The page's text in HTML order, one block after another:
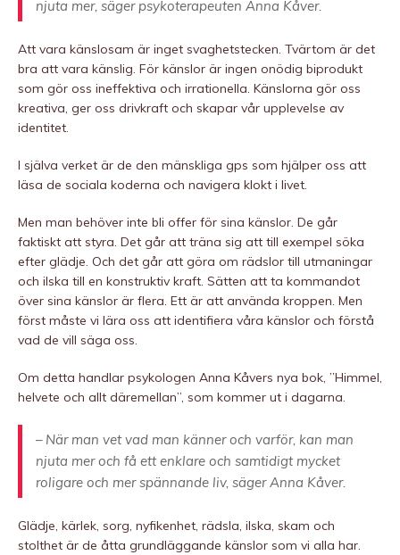
njuta mer, säger psykoterapeuten Anna Kåver.
Att vara känslosam är inget svaghetstecken. Tvärtom är det
bra att vara känslig. För känslor är ingen onödig biprodukt
som gör oss ineffektiva och irrationella. Känslorna gör oss
kreativa, ger oss drivkraft och skapar vår upplevelse av
identitet.
I själva verket är de den mänskliga gps som hjälper oss att
läsa de sociala koderna och navigera klokt i livet.
Men man behöver inte bli offer för sina känslor. De går
faktiskt att styra. Det går att träna sig att till exempel söka
efter glädje. Och det går att göra om rädslor till utmaningar
och ilska till en konstruktiv kraft. Sätten att ta kommandot
över sina känslor är flera. Ett är att använda kroppen. Men
först måste vi lära oss att identifiera våra känslor och förstå
vad de vill säga oss.
Om detta handlar psykologen Anna Kåvers nya bok, ”Himmel,
helvete och allt däremellan”, som kommer ut i dagarna.
– När man vet vad man känner och varför, kan man
njuta mer och få ett enklare och samtidigt mycket
roligare och mer spännande liv, säger Anna Kåver.
Glädje, kärlek, sorg, nyfikenhet, rädsla, ilska, skam och
stolthet är de åtta grundläggande känslor som vi alla har.